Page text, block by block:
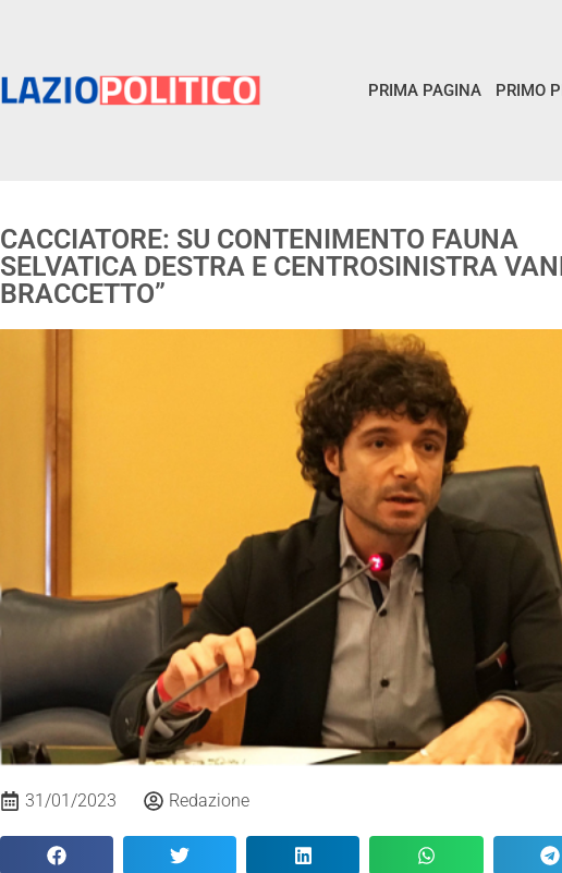
PRIMA PAGINA PRIMO
CACCIATORE: SU CONTENIMENTO FAUNA
SELVATICA DESTRA E CENTROSINISTRA
BRACCETTO”
31/01/2023 Redazione